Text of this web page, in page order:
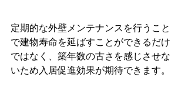
定期的な外壁メンテナンスを行うこと
で建物寿命を延ばすことができるだけ
ではなく、築年数の古さを感じさせな
いため入居促進効果が期待できます。